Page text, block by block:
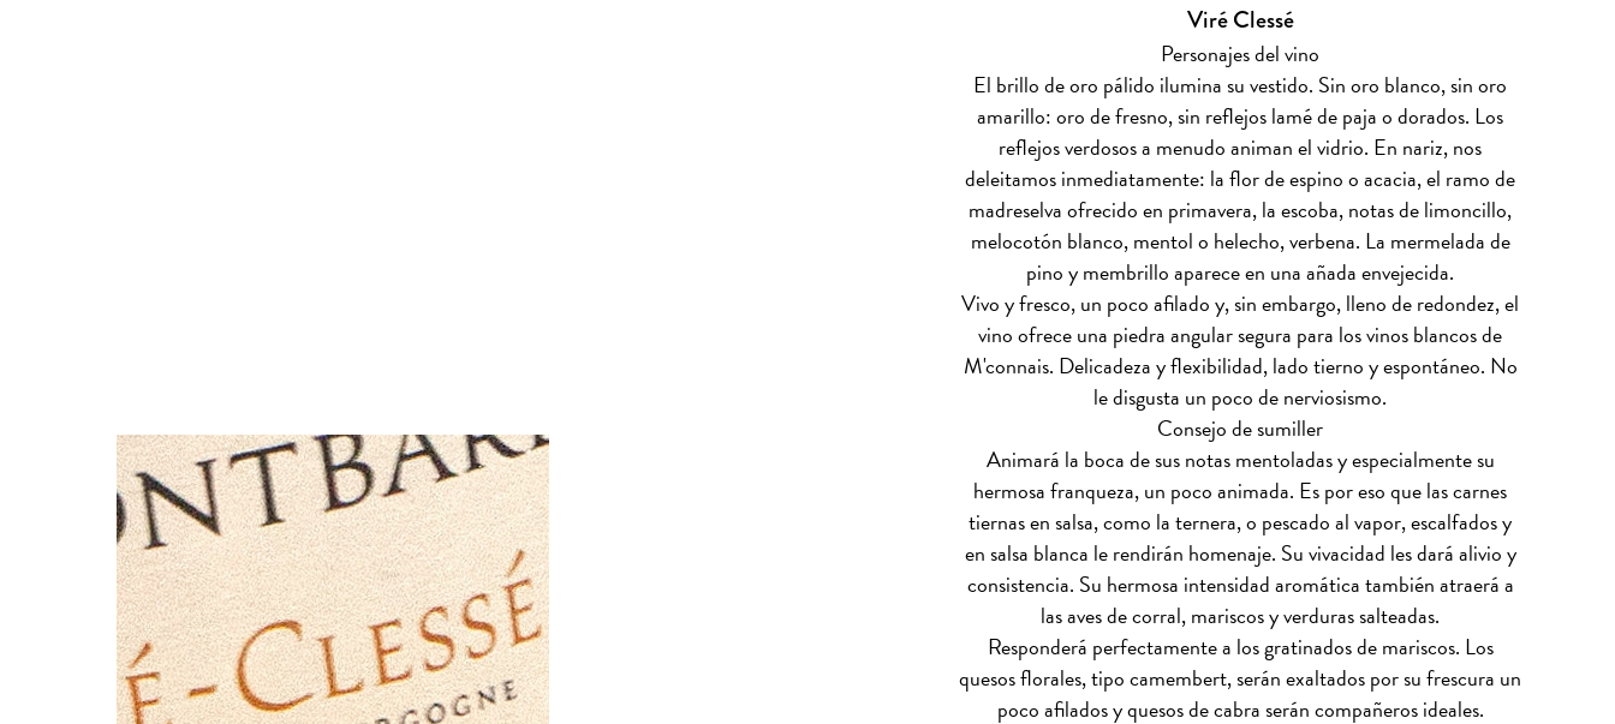
Viré Clessé
Personajes del vino
El brillo de oro pálido ilumina su vestido. Sin oro blanco, sin oro
amarillo: oro de fresno, sin reflejos lamé de paja o dorados. Los
reflejos verdosos a menudo animan el vidrio. En nariz, nos
deleitamos inmediatamente: la flor de espino o acacia, el ramo de
madreselva ofrecido en primavera, la escoba, notas de limoncillo,
melocotón blanco, mentol o helecho, verbena. La mermelada de
pino y membrillo aparece en una añada envejecida.
Vivo y fresco, un poco afilado y, sin embargo, lleno de redondez, el
vino ofrece una piedra angular segura para los vinos blancos de
M'connais. Delicadeza y flexibilidad, lado tierno y espontáneo. No
le disgusta un poco de nerviosismo.
Consejo de sumiller
Animará la boca de sus notas mentoladas y especialmente su
hermosa franqueza, un poco animada. Es por eso que las carnes
tiernas en salsa, como la ternera, o pescado al vapor, escalfados y
en salsa blanca le rendirán homenaje. Su vivacidad les dará alivio y
consistencia. Su hermosa intensidad aromática también atraerá a
las aves de corral, mariscos y verduras salteadas.
Responderá perfectamente a los gratinados de mariscos. Los
quesos florales, tipo camembert, serán exaltados por su frescura un
poco afilados y quesos de cabra serán compañeros ideales.